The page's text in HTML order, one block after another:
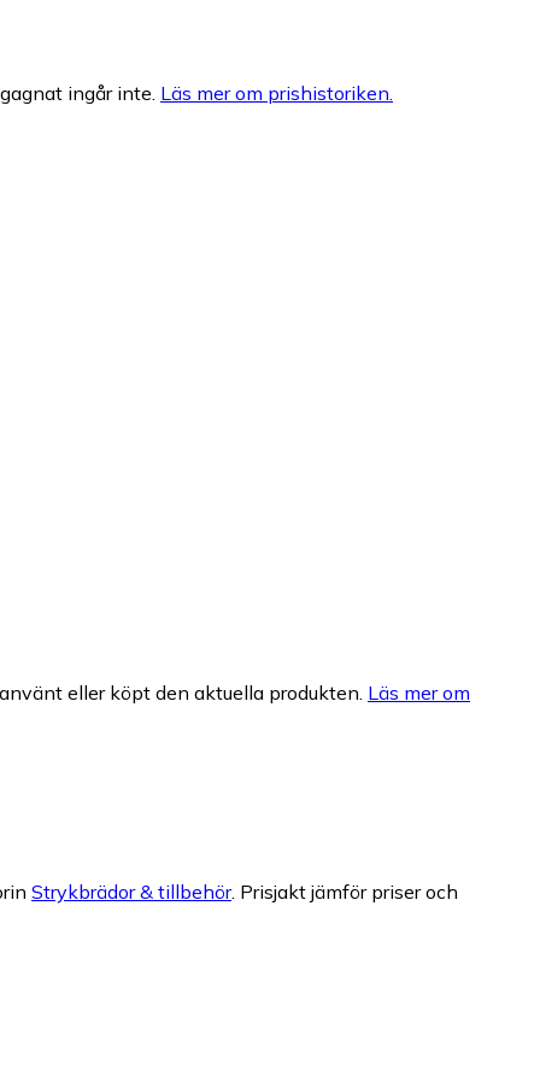
ingår inte. Läs mer om prishistoriken.
eller köpt den aktuella produkten. Läs mer om
Strykbrädor & tillbehör. Prisjakt jämför priser och